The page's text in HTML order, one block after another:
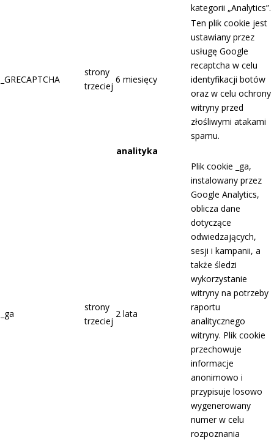
kategorii „Analytics”.
_GRECAPTCHA
strony
trzeciej
6 miesięcy
Ten plik cookie jest
ustawiany przez
usługę Google
recaptcha w celu
identyfikacji botów
oraz w celu ochrony
witryny przed
złośliwymi atakami
spamu.
analityka
_ga
strony
trzeciej
2 lata
Plik cookie _ga,
instalowany przez
Google Analytics,
oblicza dane
dotyczące
odwiedzających,
sesji i kampanii, a
także śledzi
wykorzystanie
witryny na potrzeby
raportu
analitycznego
witryny. Plik cookie
przechowuje
informacje
anonimowo i
przypisuje losowo
wygenerowany
numer w celu
rozpoznania